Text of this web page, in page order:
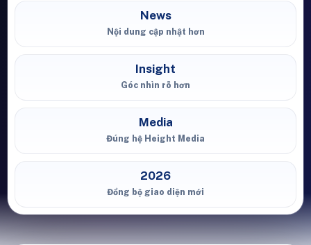
News
Nội dung cập nhật hơn
Insight
Góc nhìn rõ hơn
Media
Đúng hệ Height Media
2026
Đồng bộ giao diện mới